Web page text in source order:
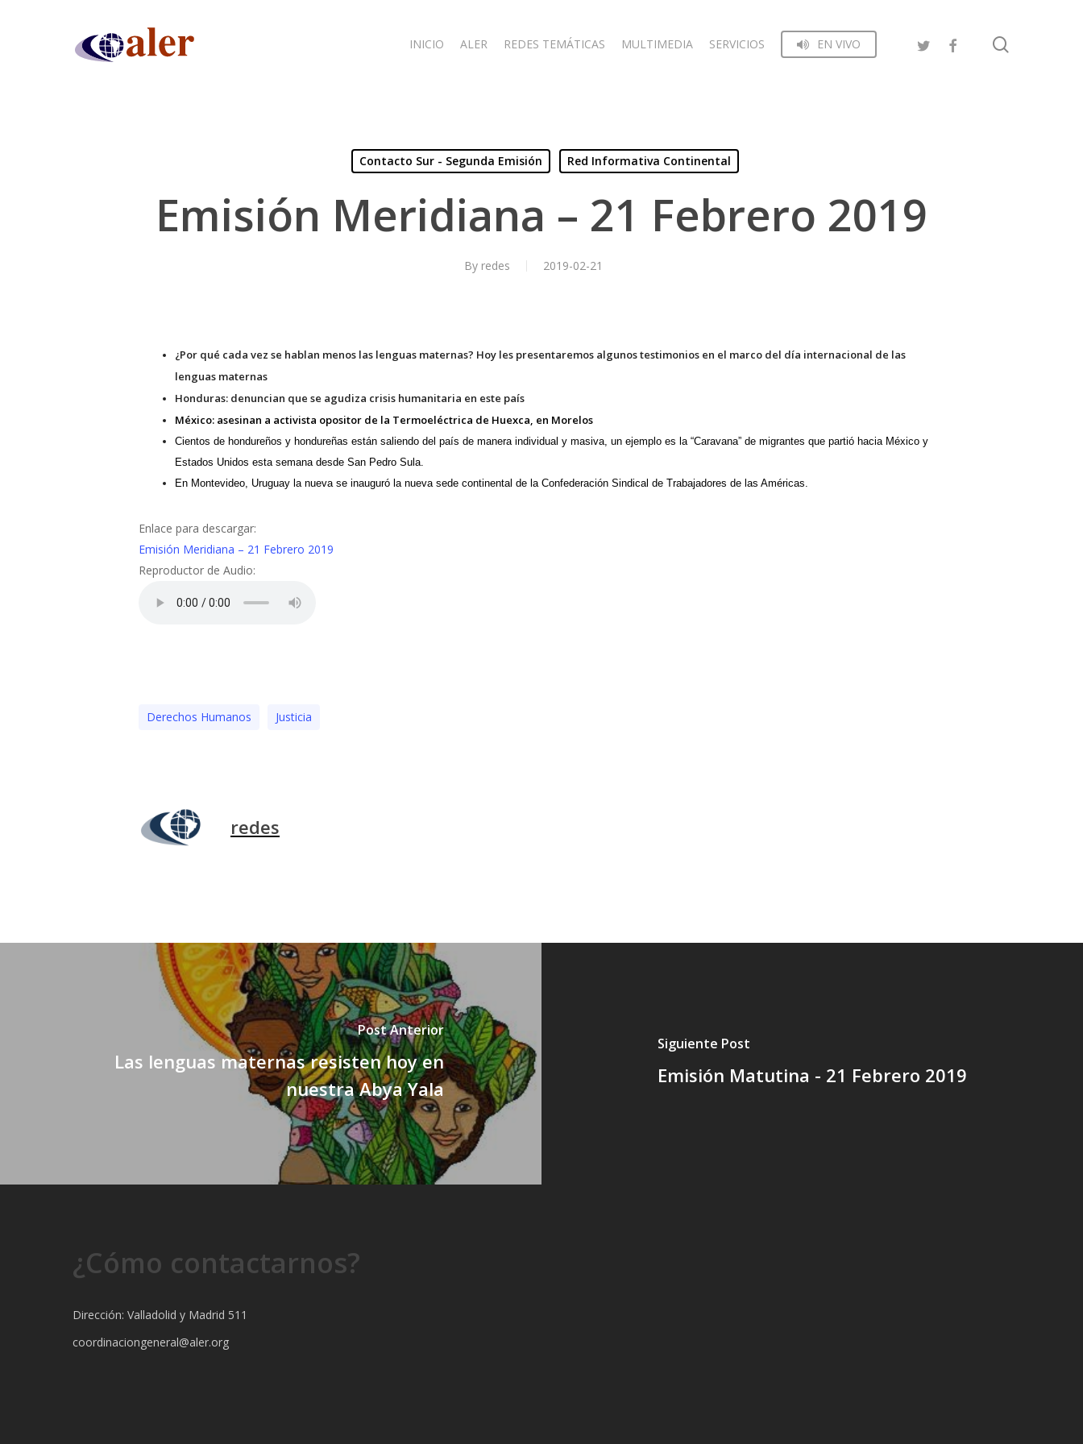
Presiona "ENTER" para buscar o "ESC" para cerrar
INICIO ALER REDES TEMÁTICAS MULTIMEDIA SERVICIOS EN VIVO
Contacto Sur - Segunda Emisión Red Informativa Continental
Emisión Meridiana – 21 Febrero 2019
By redes 2019-02-21
¿Por qué cada vez se hablan menos las lenguas maternas? Hoy les presentaremos algunos testimonios en el marco del día internacional de las
lenguas maternas
Honduras: denuncian que se agudiza crisis humanitaria en este país
México: asesinan a activista opositor de la Termoeléctrica de Huexca, en Morelos
Cientos de hondureños y hondureñas están saliendo del país de manera individual y masiva, un ejemplo es la “Caravana” de migrantes que partió hacia México y
Estados Unidos esta semana desde San Pedro Sula.
En Montevideo, Uruguay la nueva se inauguró la nueva sede continental de la Confederación Sindical de Trabajadores de las Américas.
Enlace para descargar:
Emisión Meridiana – 21 Febrero 2019
Reproductor de Audio:
Derechos Humanos Justicia
redes
Post Anterior
Las lenguas maternas resisten hoy en
nuestra Abya Yala
Siguiente Post
Emisión Matutina - 21 Febrero 2019
¿Cómo contactarnos?
Dirección: Valladolid y Madrid 511
coordinaciongeneral@aler.org